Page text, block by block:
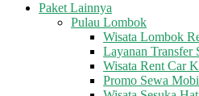
Paket Lainnya
Pulau Lombok
Wisata Lombok
Layanan Transfer
Wisata Rent Car
Promo Sewa